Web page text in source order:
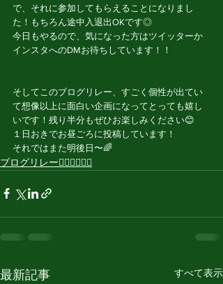
で、それに参加してもらえることになりまし
た！もちろん途中入退出OKです◎
今日もやるので、気になった方はツイッターか
インスタへのDMお待ちしています！！
そしてこのブログリレー、すごく個性が出てい
て想像以上に面白い企画になってとっても嬉し
いです！残り半分もぜひお楽しみください😊
１日おきでお昼ごろに投稿しています！
それではまた明後日〜🌈
ブログリレー🏃🏻‍♂️🏃🏻‍♀️
最新記事 すべて表示